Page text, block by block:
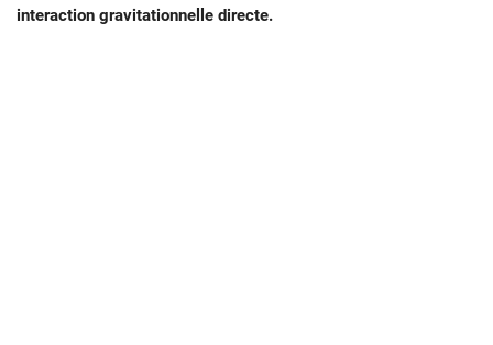
interaction gravitationnelle directe.